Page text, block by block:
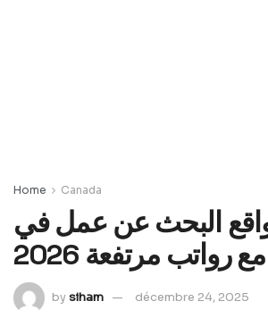
Home Canada
البحث عن عمل في
رواتب مرتفعة 2026
bysiham décembre 24, 2025